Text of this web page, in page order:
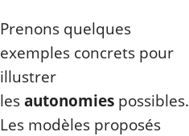
Prenons quelques
exemples concrets pour
illustrer
lesautonomies possibles.
Les modèles proposés